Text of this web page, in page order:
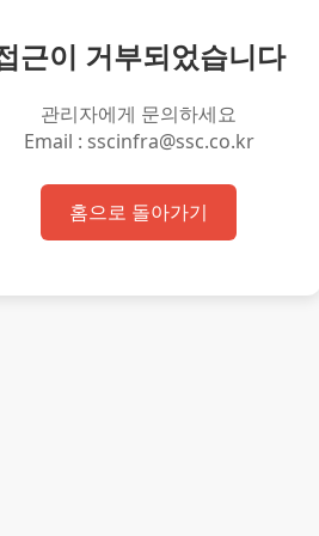
근이 거부되었습니다
관리자에게 문의하세요
Email : sscinfra@ssc.co.kr
홈으로 돌아가기